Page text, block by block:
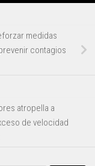
medidas
contagios
atropella a
de velocidad